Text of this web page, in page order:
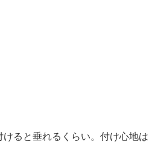
ると垂れるくらい。付け心地は